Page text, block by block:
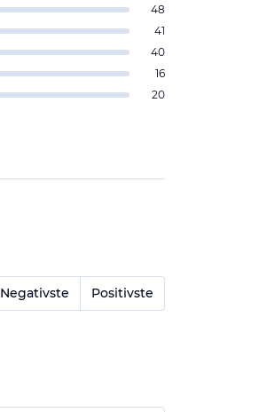
48
41
40
16
20
Negativste Positivste